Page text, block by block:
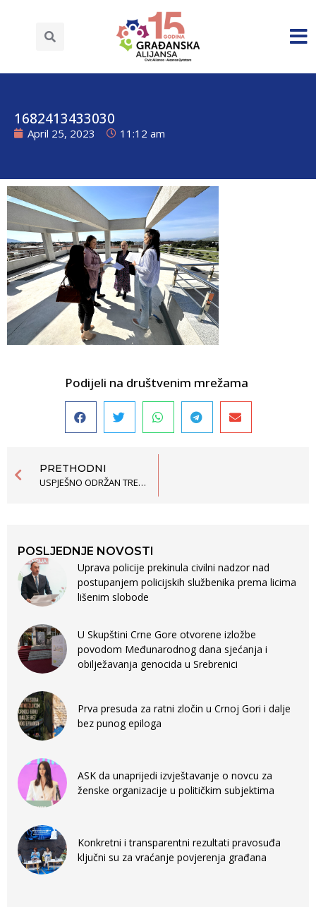
1682413433030
April 25, 2023 11:12 am
Podijeli na društvenim mrežama
PRETHODNI
USPJEŠNO ODRŽAN TRENING O PRAĆENJU, IZVJEŠTAVANJU I PROMOVISANJU LJUDSKIH PRAVA U CRNOJ GORI
POSLJEDNJE NOVOSTI
Uprava policije prekinula civilni nadzor nad
postupanjem policijskih službenika prema licima
lišenim slobode
U Skupštini Crne Gore otvorene izložbe
povodom Međunarodnog dana sjećanja i
obilježavanja genocida u Srebrenici
Prva presuda za ratni zločin u Crnoj Gori i dalje
bez punog epiloga
ASK da unaprijedi izvještavanje o novcu za
ženske organizacije u političkim subjektima
Konkretni i transparentni rezultati pravosuđa
ključni su za vraćanje povjerenja građana